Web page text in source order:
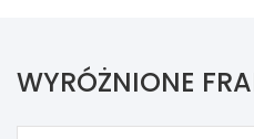
WYRÓŻNIONE